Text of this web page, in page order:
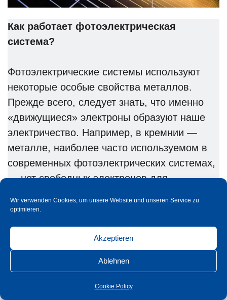
Wir verwenden Cookies, um unsere Website und unseren Service zu
optimieren.
Akzeptieren
Ablehnen
Cookie Policy
Как работает фотоэлектрическая
система?
Фотоэлектрические системы используют
некоторые особые свойства металлов.
Прежде всего, следует знать, что именно
«движущиеся» электроны образуют наше
электричество. Например, в кремнии —
металле, наиболее часто используемом в
современных фотоэлектрических системах,
— нет свободных электронов для
является очень плохим проводником. Для
две соседние пластины, в которых
некоторые частицы кремния заменяются
другими атомами с другим количеством
электронов. Тогда на одной пластине будет